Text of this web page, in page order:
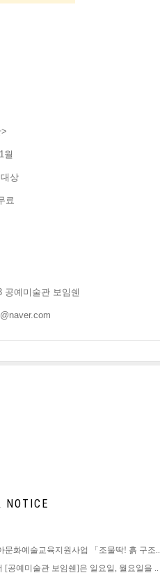
월
상
료
공예미술관 보임쉔
NOTICE
문화예술교육지원사업 「조물딱! 흙 구조..
[공예미술관 보임쉔]은 일요일, 월요일을 ..